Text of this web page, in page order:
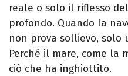
reale o solo il riflesso
profondo. Quando la
non prova sollievo, solo
Perché il mare, come la
ciò che ha inghiottito.